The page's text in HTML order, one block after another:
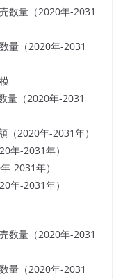
数量（2020年-2031
量（2020年-2031
量（2020年-2031
（2020年-2031年）
年-2031年）
-2031年）
年-2031年）
数量（2020年-2031
量（2020年-2031